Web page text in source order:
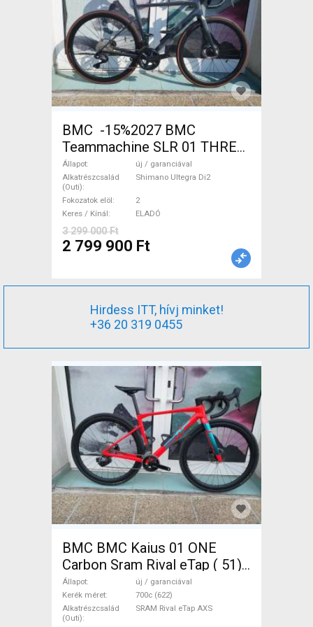
BMC -15%2027 BMC
Teammachine SLR 01 THREE
Ultegra Di2 Országúti
Shimano Ultegra Di2 tárcsafék
új / garanciával ELADÓ
Állapot
új / garanciával
Alkatrészcsalád
(Outi)
Shimano Ultegra Di2
Fokozatok elöl
2
Keres / Kínál
ELADÓ
3 299 000 Ft
2 799 900 Ft
Hirdess ITT, hívj minket!
+36 20 319 0455
BMC BMC Kaius 01 ONE
Carbon Sram Rival eTap ( 51)
Gravel / CX SRAM Rival eTap
AXS tárcsafék új / garanciával
ELADÓ
Állapot
új / garanciával
Kerék méret
700c (622)
Alkatrészcsalád
(Outi)
SRAM Rival eTap AXS